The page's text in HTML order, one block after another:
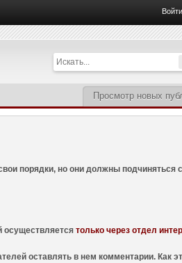
Войти
Просмотр новых
порядки, но они должны
осуществляетсятолько через отдел
оставлять в нем комментарии. Как